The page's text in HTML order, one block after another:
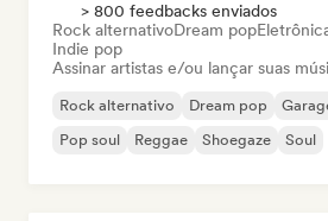
> 800 feedbacks enviados
Rock alternativoDream pop
Indie pop
Assinar artistas e/ou lançar suas
Rock alternativo Dream pop
Pop soul
Reggae Shoegaze Soul